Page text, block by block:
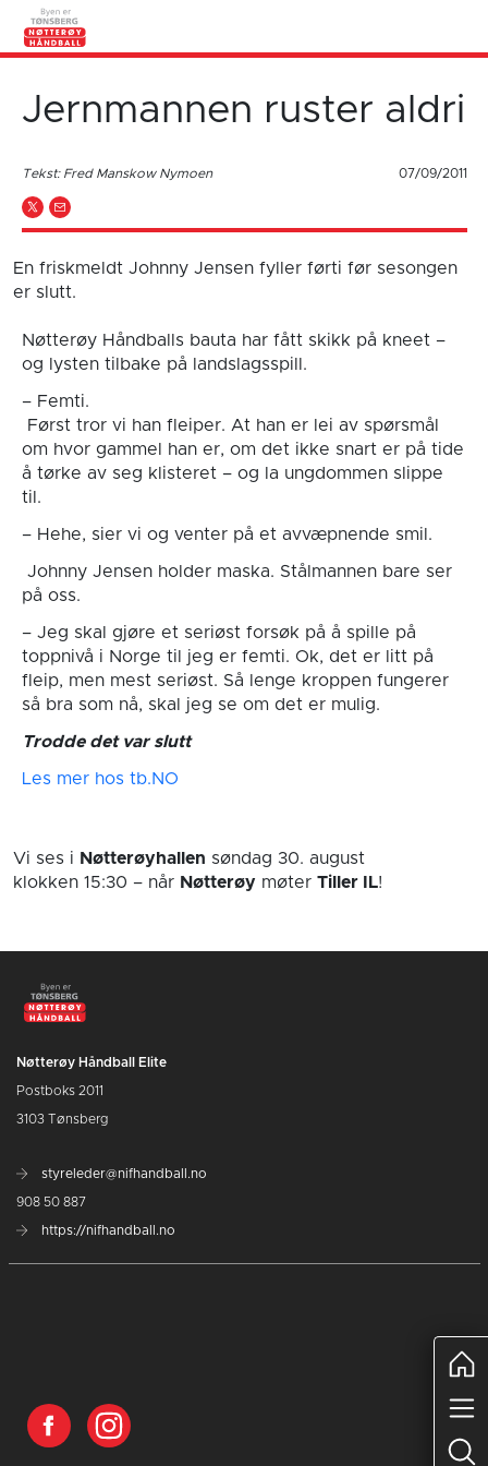
Jernmannen ruster aldri
Tekst: Fred Manskow Nymoen 07/09/2011
En friskmeldt Johnny Jensen fyller førti før sesongen
er slutt.
Nøtterøy Håndballs bauta har fått skikk på kneet –
og lysten tilbake på landslagsspill.
– Femti.
Først tror vi han fleiper. At han er lei av spørsmål
om hvor gammel han er, om det ikke snart er på tide
å tørke av seg klisteret – og la ungdommen slippe
til.
– Hehe, sier vi og venter på et avvæpnende smil.
Johnny Jensen holder maska. Stålmannen bare ser
på oss.
– Jeg skal gjøre et seriøst forsøk på å spille på
toppnivå i Norge til jeg er femti. Ok, det er litt på
fleip, men mest seriøst. Så lenge kroppen fungerer
så bra som nå, skal jeg se om det er mulig.
Trodde det var slutt
Les mer hos tb.NO
Vi ses i Nøtterøyhallen søndag 30. august
klokken 15:30 – når Nøtterøy møter Tiller IL!
Nøtterøy Håndball Elite
Postboks 2011
3103 Tønsberg
styreleder@nifhandball.no
908 50 887
https://nifhandball.no